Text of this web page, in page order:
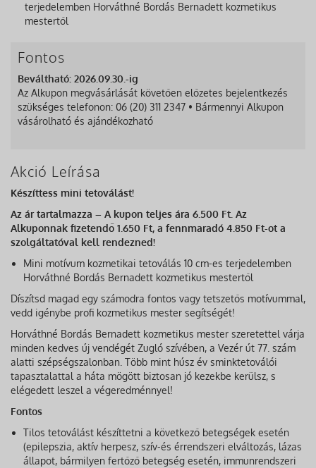
terjedelemben Horváthné Bordás Bernadett kozmetikus
mestertől
Fontos
Beváltható: 2026.09.30.-ig
Az Alkupon megvásárlását követően előzetes bejelentkezés
szükséges telefonon: 06 (20) 311 2347 • Bármennyi Alkupon
vásárolható és ajándékozható
Akció Leírása
Készíttess mini tetoválást!
Az ár tartalmazza – A kupon teljes ára 6.500 Ft. Az
Alkuponnak fizetendő 1.650 Ft, a fennmaradó 4.850 Ft-ot a
szolgáltatóval kell rendezned!
Mini motívum kozmetikai tetoválás 10 cm-es terjedelemben
Horváthné Bordás Bernadett kozmetikus mestertől
Díszítsd magad egy számodra fontos vagy tetszetős motívummal,
vedd igénybe profi kozmetikus mester segítségét!
Horváthné Bordás Bernadett kozmetikus mester szeretettel várja
minden kedves új vendégét Zugló szívében, a Vezér út 77. szám
alatti szépségszalonban. Több mint húsz év sminktetoválói
tapasztalattal a háta mögött biztosan jó kezekbe kerülsz, s
elégedett leszel a végeredménnyel!
Fontos
Tilos tetoválást készíttetni a következő betegségek esetén
(epilepszia, aktív herpesz, szív-és érrendszeri elváltozás, lázas
állapot, bármilyen fertőző betegség esetén, immunrendszeri